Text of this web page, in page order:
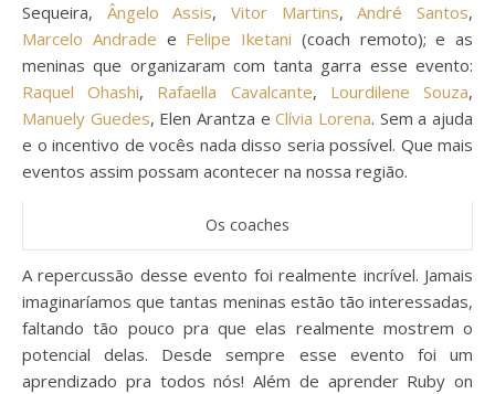
Sequeira, Ângelo Assis,Vitor Martins,André Santos,
Marcelo Andrade e Felipe Iketani (coach remoto); e as
meninas que organizaram com tanta garra esse evento:
Raquel Ohashi, Rafaella Cavalcante, Lourdilene Souza,
Manuely Guedes, Elen Arantza eClívia Lorena. Sem a ajuda
e o incentivo de vocês nada disso seria possível. Que mais
eventos assim possam acontecer na nossa região.
Os coaches
A repercussão desse evento foi realmente incrível. Jamais
imaginaríamos que tantas meninas estão tão interessadas,
faltando tão pouco pra que elas realmente mostrem o
potencial delas. Desde sempre esse evento foi um
aprendizado pra todos nós! Além de aprender Ruby on